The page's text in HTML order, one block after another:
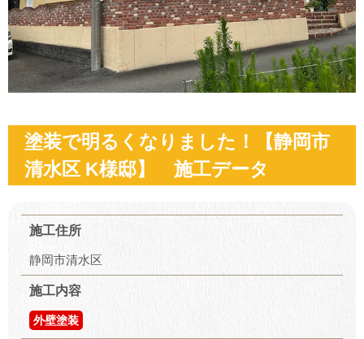
塗装で明るくなりました！【静岡市
清水区 K様邸】 施工データ
施工住所
静岡市清水区
施工内容
外壁塗装